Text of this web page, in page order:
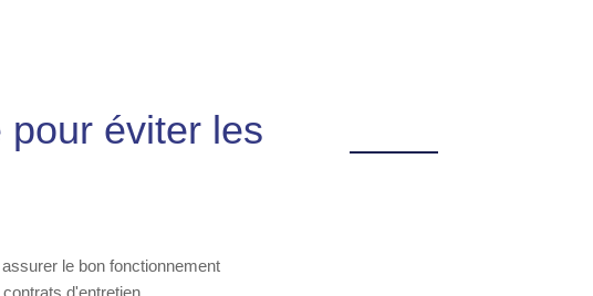
éviter les
le bon fonctionnement
d'entretien